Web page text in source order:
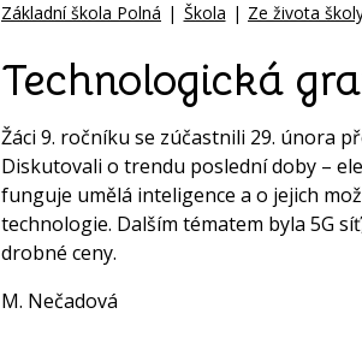
Základní škola Polná | Škola | Ze života
Technologická
Žáci 9. ročníku se zúčastnili 29. února
Diskutovali o trendu poslední doby –
funguje umělá inteligence a o jejich
technologie. Dalším tématem byla 5G
drobné ceny.
M. Nečadová